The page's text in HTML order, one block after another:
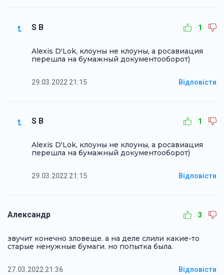
S B 1
Alexis D'Lok, клоуны не клоуны, а росавиация
перешла на бумажный документооборот)
29.03.2022 21:15 Відповісти
S B 1
Alexis D'Lok, клоуны не клоуны, а росавиация
перешла на бумажный документооборот)
29.03.2022 21:15 Відповісти
Александр 3
звучит конечно зловеще. а на деле слили какие-то
старые ненужные бумаги. но попытка была.
27.03.2022 21:36 Відповісти